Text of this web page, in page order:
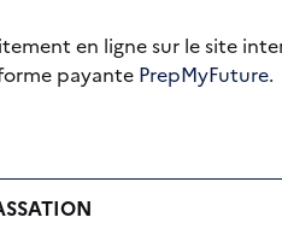
en ligne sur le site
payante PrepMyFuture.